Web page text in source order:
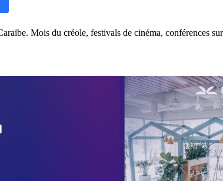
Mois du créole, festivals de cinéma, conférences